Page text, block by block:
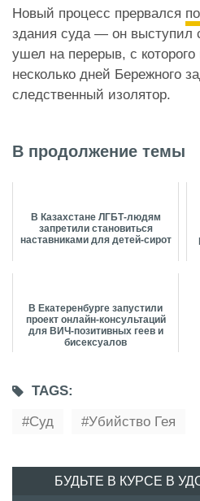
Новый процесс прервался
здания суда — он выступил
ушел на перерыв, с
несколько дней Бережного
следственный изолятор.
В продолжение темы
В Казахстане ЛГБТ-людям
запретили становиться
наставниками для детей-сирот
В Екатеренбурге запустили
проект онлайн-консультаций
для ВИЧ-позитивных геев и
бисексуалов
TAGS:
Суд
Убийство Гея
БУДЬТЕ В КУРСЕ В